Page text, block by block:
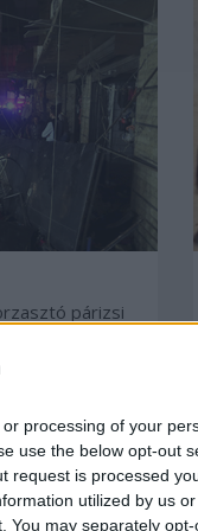
processing of your
use the below opt-out
request is processed
utilized by us
You may separately
párizsi
Ugyanis az
TOVÁBB →